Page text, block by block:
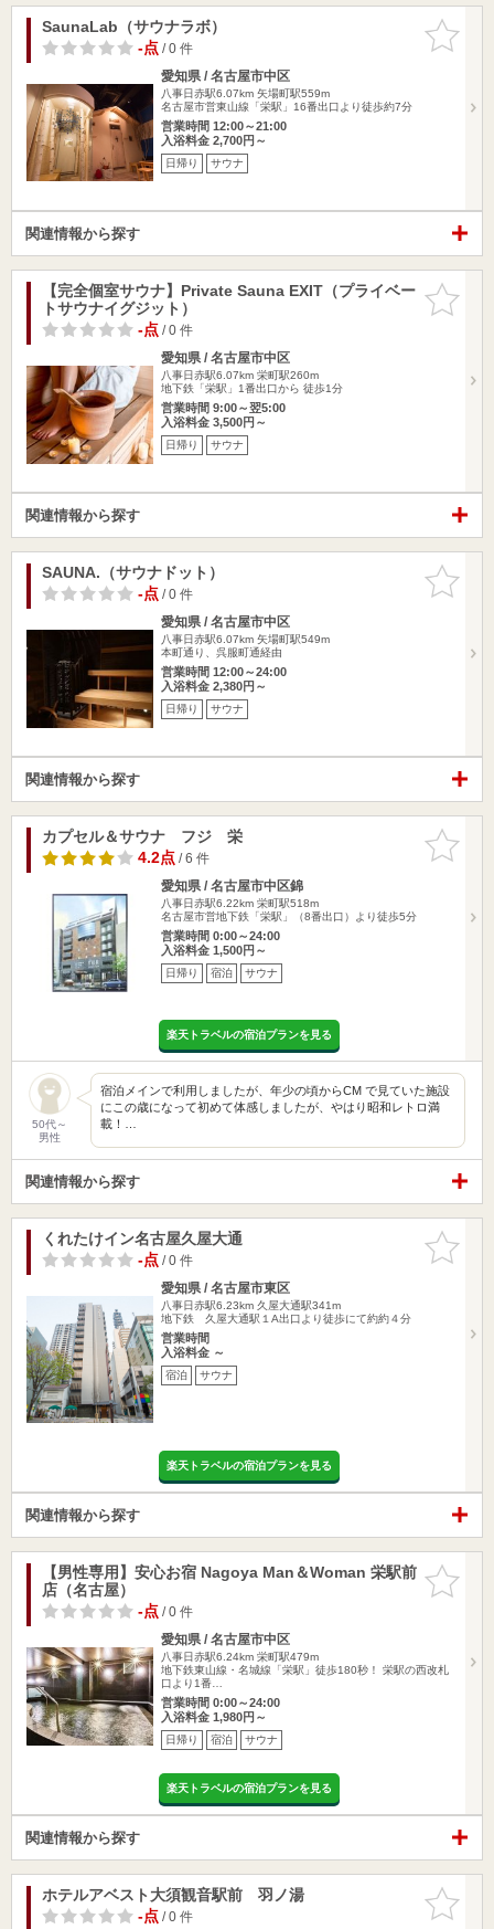
お気に入
りに追加
SaunaLab（サウナラボ）
-点/ 0 件
愛知県 / 名古屋市中区
八事日赤駅6.07km 矢場町駅559m
名古屋市営東山線「栄駅」16番出口より徒歩約7分
営業時間 12:00～21:00
入浴料金 2,700円～
日帰り サウナ
関連情報から探す
お気に入
りに追加
【完全個室サウナ】Private Sauna EXIT（プライベー
トサウナイグジット）
-点/ 0 件
愛知県 / 名古屋市中区
八事日赤駅6.07km 栄町駅260m
地下鉄「栄駅」1番出口から 徒歩1分
営業時間 9:00～翌5:00
入浴料金 3,500円～
日帰り サウナ
関連情報から探す
お気に入
りに追加
SAUNA.（サウナドット）
-点/ 0 件
愛知県 / 名古屋市中区
八事日赤駅6.07km 矢場町駅549m
本町通り、呉服町通経由
営業時間 12:00～24:00
入浴料金 2,380円～
日帰り サウナ
関連情報から探す
お気に入
りに追加
カプセル＆サウナ フジ 栄
4.2点/ 6 件
愛知県 / 名古屋市中区錦
八事日赤駅6.22km 栄町駅518m
名古屋市営地下鉄「栄駅」（8番出口）より徒歩5分
営業時間 0:00～24:00
入浴料金 1,500円～
日帰り 宿泊 サウナ
楽天トラベルの宿泊プランを見る
50代～
男性
宿泊メインで利用しましたが、年少の頃からCM で見ていた施設
にこの歳になって初めて体感しましたが、やはり昭和レトロ満
載！…
関連情報から探す
お気に入
りに追加
くれたけイン名古屋久屋大通
-点/ 0 件
愛知県 / 名古屋市東区
八事日赤駅6.23km 久屋大通駅341m
地下鉄 久屋大通駅１A出口より徒歩にて約約４分
営業時間
入浴料金 ～
宿泊 サウナ
楽天トラベルの宿泊プランを見る
関連情報から探す
お気に入
りに追加
【男性専用】安心お宿 Nagoya Man＆Woman 栄駅前
店（名古屋）
-点/ 0 件
愛知県 / 名古屋市中区
八事日赤駅6.24km 栄町駅479m
地下鉄東山線・名城線「栄駅」徒歩180秒！ 栄駅の西改札
口より1番…
営業時間 0:00～24:00
入浴料金 1,980円～
日帰り 宿泊 サウナ
楽天トラベルの宿泊プランを見る
関連情報から探す
お気に入
りに追加
ホテルアベスト大須観音駅前 羽ノ湯
-点/ 0 件